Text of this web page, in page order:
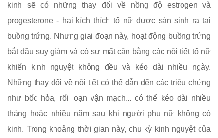
kinh sẽ có những thay đổi về nồng độ estrogen và
progesterone - hai kích thích tố nữ được sản sinh ra tại
buồng trứng. Nhưng giai đoạn này, hoạt động buồng trứng
bắt đầu suy giảm và có sự mất cân bằng các nội tiết tố nữ
khiến kinh nguyệt không đều và kéo dài nhiều ngày.
Những thay đổi về nội tiết có thể dẫn đến các triệu chứng
như bốc hỏa, rối loạn vận mạch... có thể kéo dài nhiều
tháng hoặc nhiều năm sau khi người phụ nữ không có
kinh. Trong khoảng thời gian này, chu kỳ kinh nguyệt của